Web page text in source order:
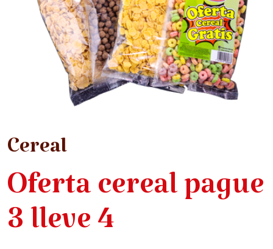
Cereal
Oferta cereal pague
3 lleve 4